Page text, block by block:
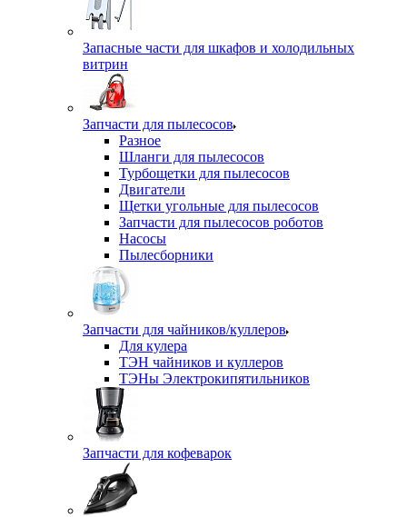
Запасные части для шкафов и холодильных
витрин
Запчасти для пылесосов
Разное
Шланги для пылесосов
Турбощетки для пылесосов
Двигатели
Щетки угольные для пылесосов
Запчасти для пылесосов роботов
Насосы
Пылесборники
Запчасти для чайников/куллеров
Для кулера
ТЭН чайников и куллеров
ТЭНы Электрокипятильников
Запчасти для кофеварок